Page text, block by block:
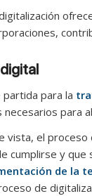
para la
necesarios para
vista, el
cumplirse y que
de la
de